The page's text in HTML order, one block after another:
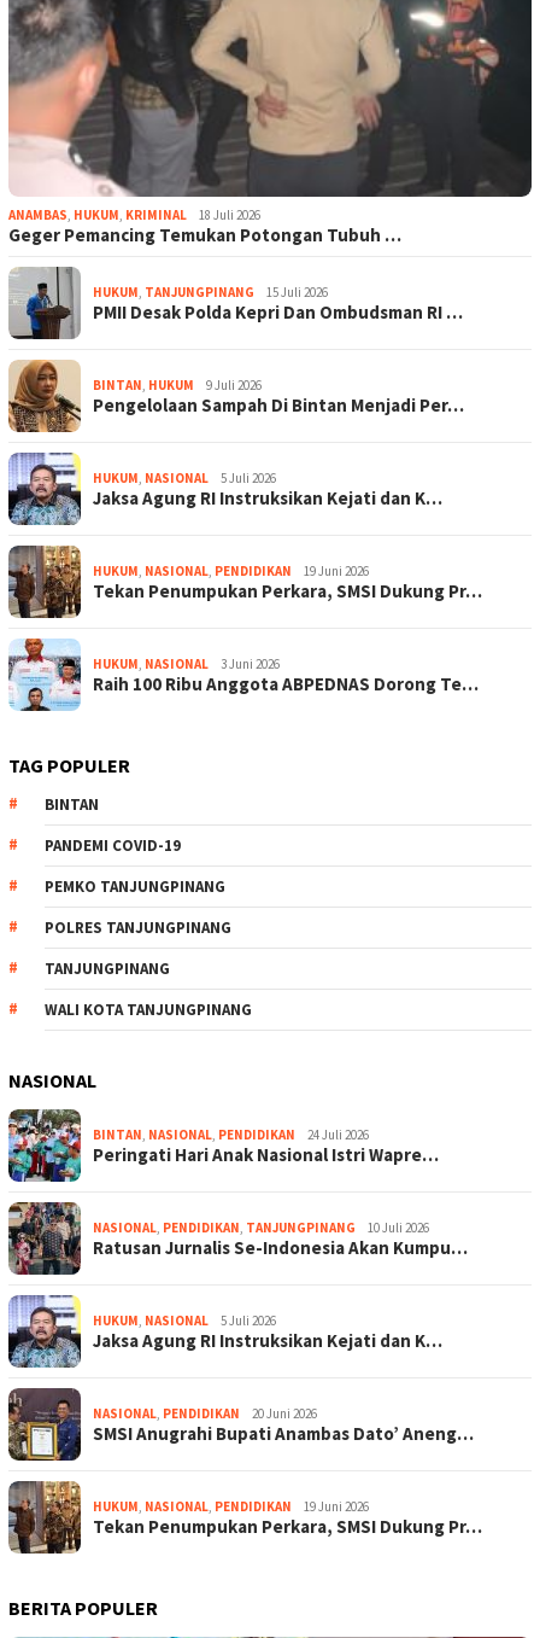
ANAMBAS, HUKUM, KRIMINAL 18 Juli 2026
Geger Pemancing Temukan Potongan Tubuh …
HUKUM, TANJUNGPINANG 15 Juli 2026
PMII Desak Polda Kepri Dan Ombudsman RI …
BINTAN, HUKUM 9 Juli 2026
Pengelolaan Sampah Di Bintan Menjadi Per…
HUKUM, NASIONAL 5 Juli 2026
Jaksa Agung RI Instruksikan Kejati dan K…
HUKUM, NASIONAL, PENDIDIKAN 19 Juni 2026
Tekan Penumpukan Perkara, SMSI Dukung Pr…
HUKUM, NASIONAL 3 Juni 2026
Raih 100 Ribu Anggota ABPEDNAS Dorong Te…
TAG POPULER
BINTAN
PANDEMI COVID-19
PEMKO TANJUNGPINANG
POLRES TANJUNGPINANG
TANJUNGPINANG
WALI KOTA TANJUNGPINANG
NASIONAL
BINTAN, NASIONAL, PENDIDIKAN 24 Juli 2026
Peringati Hari Anak Nasional Istri Wapre…
NASIONAL, PENDIDIKAN, TANJUNGPINANG 10 Juli 2026
Ratusan Jurnalis Se-Indonesia Akan Kumpu…
HUKUM, NASIONAL 5 Juli 2026
Jaksa Agung RI Instruksikan Kejati dan K…
NASIONAL, PENDIDIKAN 20 Juni 2026
SMSI Anugrahi Bupati Anambas Dato’ Aneng…
HUKUM, NASIONAL, PENDIDIKAN 19 Juni 2026
Tekan Penumpukan Perkara, SMSI Dukung Pr…
BERITA POPULER